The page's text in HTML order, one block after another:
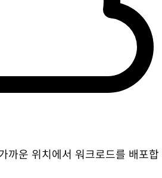
까운 위치에서 워크로드를 배포합